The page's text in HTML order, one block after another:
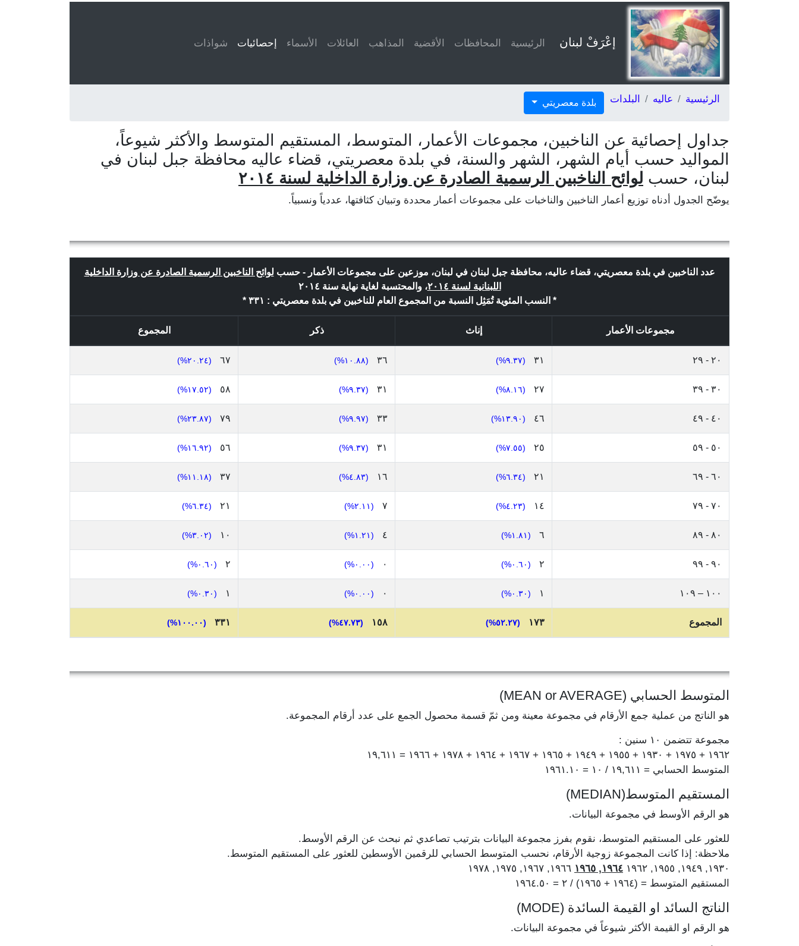
إعْرَفْ لبنان الرئيسية المحافظات الأقضية المذاهب العائلات الأسماء إحصائيات شواذات
الرئيسية عاليه البلدات بلدة معصريتي
جداول إحصائية عن الناخبين، مجموعات الأعمار، المتوسط، المستقيم المتوسط والأكثر شيوعاً،
المواليد حسب أيام الشهر، الشهر والسنة، في بلدة معصريتي، قضاء عاليه محافظة جبل لبنان في
لبنان، حسب لوائح الناخبين الرسمية الصادرة عن وزارة الداخلية لسنة ٢٠١٤
يوضّح الجدول أدناه توزيع أعمار الناخبين والناخبات على مجموعات أعمار محددة وتبيان كثافتها، عددياً ونسبياً.
عدد الناخبين في بلدة معصريتي، قضاء عاليه، محافظة جبل لبنان في لبنان، موزعين على مجموعات الأعمار - حسب لوائح الناخبين الرسمية الصادرة عن وزارة الداخلية
اللبنانية لسنة ٢٠١٤
، والمحتسبة لغاية نهاية سنة ٢٠١٤
* النسب المئوية تُمَثِل النسبة من المجموع العام للناخبين في بلدة معصريتي : ٣٣١ *
مجموعات الأعمار إناث ذكر المجموع
٢٠ - ٢٩ ٣١ (٩.٣٧%) ٣٦ (١٠.٨٨%) ٦٧ (٢٠.٢٤%)
٣٠ - ٣٩ ٢٧ (٨.١٦%) ٣١ (٩.٣٧%) ٥٨ (١٧.٥٢%)
٤٠ - ٤٩ ٤٦ (١٣.٩٠%) ٣٣ (٩.٩٧%) ٧٩ (٢٣.٨٧%)
٥٠ - ٥٩ ٢٥ (٧.٥٥%) ٣١ (٩.٣٧%) ٥٦ (١٦.٩٢%)
٦٠ - ٦٩ ٢١ (٦.٣٤%) ١٦ (٤.٨٣%) ٣٧ (١١.١٨%)
٧٠ - ٧٩ ١٤ (٤.٢٣%) ٧ (٢.١١%) ٢١ (٦.٣٤%)
٨٠ - ٨٩ ٦ (١.٨١%) ٤ (١.٢١%) ١٠ (٣.٠٢%)
٩٠ - ٩٩ ٢ (٠.٦٠%) ٠ (٠.٠٠%) ٢ (٠.٦٠%)
١٠٠ – ١٠٩ ١ (٠.٣٠%) ٠ (٠.٠٠%) ١ (٠.٣٠%)
المجموع ١٧٣ (٥٢.٢٧%) ١٥٨ (٤٧.٧٣%) ٣٣١ (١٠٠.٠٠%)
المتوسط الحسابي (MEAN or AVERAGE)
هو الناتج من عملية جمع الأرقام في مجموعة معينة ومن ثمّ قسمة محصول الجمع على عدد أرقام المجموعة.
مجموعة تتضمن ١٠ سنين :
١٩٦٢ + ١٩٧٥ + ١٩٣٠ + ١٩٥٥ + ١٩٤٩ + ١٩٦٥ + ١٩٦٧ + ١٩٦٤ + ١٩٧٨ + ١٩٦٦ = ١٩,٦١١
المتوسط الحسابي = ١٩,٦١١ / ١٠ = ١٩٦١.١٠
المستقيم المتوسط(MEDIAN)
هو الرقم الأوسط في مجموعة البيانات.
للعثور على المستقيم المتوسط، نقوم بفرز مجموعة البيانات بترتيب تصاعدي ثم نبحث عن الرقم الأوسط.
ملاحظة: إذا كانت المجموعة زوجية الأرقام، نحسب المتوسط الحسابي للرقمين الأوسطين للعثور على المستقيم المتوسط.
١٩٣٠, ١٩٤٩, ١٩٥٥, ١٩٦٢
١٩٦٤, ١٩٦٥
المستقيم المتوسط = (١٩٦٤ + ١٩٦٥) / ٢ = ١٩٦٤.٥٠
الناتج السائد او القيمة السائدة (MODE)
هو الرقم او القيمة الأكثر شيوعاً في مجموعة البيانات.